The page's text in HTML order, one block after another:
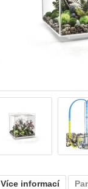
Více informací